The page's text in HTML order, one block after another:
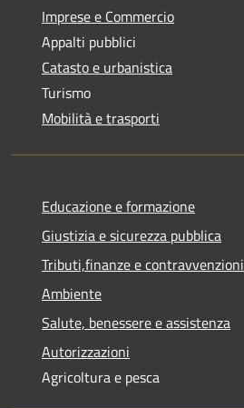
Imprese e Commercio
Appalti pubblici
Catasto e urbanistica
Turismo
Mobilità e trasporti
Educazione e formazione
Giustizia e sicurezza pubblica
Tributi,finanze e contravvenzioni
Ambiente
Salute, benessere e assistenza
Autorizzazioni
Agricoltura e pesca